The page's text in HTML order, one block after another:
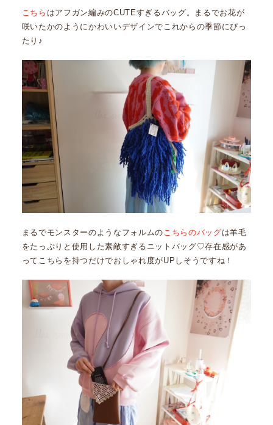
こちら はアフガン編みのCUTEすぎるバッグ。まるでお花が
咲いたかのようにかわいいデザインでこれからの季節にぴっ
たり♪
まるでモンスターのようなフォルムのこちらのバッグは羊毛
をたっぷりと使用した素敵すぎるニットバッグ♡存在感があ
ってこちらを持つだけでおしゃれ度がUPしそうですね！